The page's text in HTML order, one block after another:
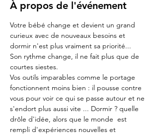
À propos de l'événement
Votre bébé change et devient un grand
curieux avec de nouveaux besoins et
dormir n'est plus vraiment sa priorité...
Son rythme change, il ne fait plus que de
courtes siestes.
Vos outils imparables comme le portage
fonctionnent moins bien : il pousse contre
vous pour voir ce qui se passe autour et ne
s'endort plus aussi vite ... Dormir ? quelle
drôle d'idée, alors que le monde  est
rempli d'expériences nouvelles et